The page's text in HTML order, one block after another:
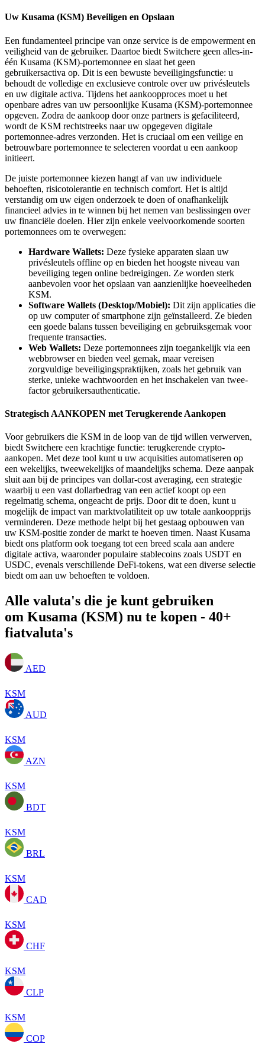
Uw Kusama (KSM) Beveiligen en Opslaan
Een fundamenteel principe van onze service is de empowerment en
veiligheid van de gebruiker. Daartoe biedt Switchere geen alles-in-
één Kusama (KSM)-portemonnee en slaat het geen
gebruikersactiva op. Dit is een bewuste beveiligingsfunctie: u
behoudt de volledige en exclusieve controle over uw privésleutels
en uw digitale activa. Tijdens het aankoopproces moet u het
openbare adres van uw persoonlijke Kusama (KSM)-portemonnee
opgeven. Zodra de aankoop door onze partners is gefaciliteerd,
wordt de KSM rechtstreeks naar uw opgegeven digitale
portemonnee-adres verzonden. Het is cruciaal om een veilige en
betrouwbare portemonnee te selecteren voordat u een aankoop
initieert.
De juiste portemonnee kiezen hangt af van uw individuele
behoeften, risicotolerantie en technisch comfort. Het is altijd
verstandig om uw eigen onderzoek te doen of onafhankelijk
financieel advies in te winnen bij het nemen van beslissingen over
uw financiële doelen. Hier zijn enkele veelvoorkomende soorten
portemonnees om te overwegen:
Hardware Wallets: Deze fysieke apparaten slaan uw
privésleutels offline op en bieden het hoogste niveau van
beveiliging tegen online bedreigingen. Ze worden sterk
aanbevolen voor het opslaan van aanzienlijke hoeveelheden
KSM.
Software Wallets (Desktop/Mobiel): Dit zijn applicaties die
op uw computer of smartphone zijn geïnstalleerd. Ze bieden
een goede balans tussen beveiliging en gebruiksgemak voor
frequente transacties.
Web Wallets: Deze portemonnees zijn toegankelijk via een
webbrowser en bieden veel gemak, maar vereisen
zorgvuldige beveiligingspraktijken, zoals het gebruik van
sterke, unieke wachtwoorden en het inschakelen van twee-
factor gebruikersauthenticatie.
Strategisch AANKOPEN met Terugkerende Aankopen
Voor gebruikers die KSM in de loop van de tijd willen verwerven,
biedt Switchere een krachtige functie: terugkerende crypto-
aankopen. Met deze tool kunt u uw acquisities automatiseren op
een wekelijks, tweewekelijks of maandelijks schema. Deze aanpak
sluit aan bij de principes van dollar-cost averaging, een strategie
waarbij u een vast dollarbedrag van een actief koopt op een
regelmatig schema, ongeacht de prijs. Door dit te doen, kunt u
mogelijk de impact van marktvolatiliteit op uw totale aankoopprijs
verminderen. Deze methode helpt bij het gestaag opbouwen van
uw KSM-positie zonder de markt te hoeven timen. Naast Kusama
biedt ons platform ook toegang tot een breed scala aan andere
digitale activa, waaronder populaire stablecoins zoals USDT en
USDC, evenals verschillende DeFi-tokens, wat een diverse selectie
biedt om aan uw behoeften te voldoen.
Alle valuta's die je kunt gebruiken
om Kusama (KSM) nu te kopen - 40+
fiatvaluta's
AED
KSM
AUD
KSM
AZN
KSM
BDT
KSM
BRL
KSM
CAD
KSM
CHF
KSM
CLP
KSM
COP